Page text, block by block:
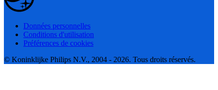
Données personnelles
Conditions d'utilisation
Préférences de cookies
© Koninklijke Philips N.V., 2004 - 2026. Tous droits réservés.